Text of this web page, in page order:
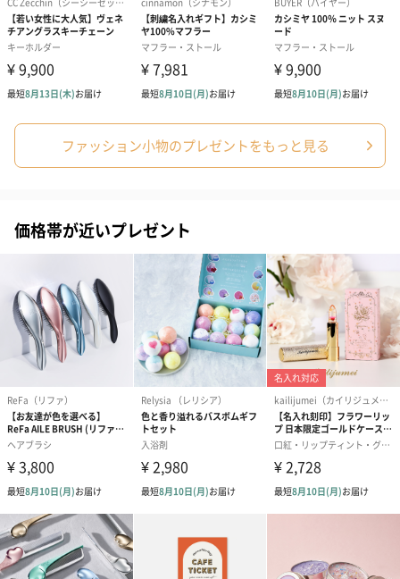
ファッション小物のプレゼントをもっと見る
価格帯が近いプレゼント